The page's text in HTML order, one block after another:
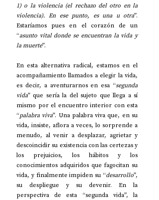
1) o la violencia (el rechazo del otro en la
violencia). En ese punto, es una u otra”.
Estaríamos pues en el corazón de un
“asunto vital donde se encuentran la vida y
la muerte”.
En esta alternativa radical, estamos en el
acompañamiento llamados a elegir la vida,
es decir, a aventurarnos en esa “segunda
vida” que sería la del sujeto que llega a sí
mismo por el encuentro interior con esta
“palabra viva”. Una palabra viva que, en su
vida, insiste, aflora a veces, lo sorprende a
menudo, al venir a desplazar, agrietar y
descoincidir su existencia con las certezas y
los prejuicios, los hábitos y los
conocimientos adquiridos que fagocitan su
vida, y finalmente impiden su “desarrollo”,
su despliegue y su devenir. En la
perspectiva de esta “segunda vida”, la